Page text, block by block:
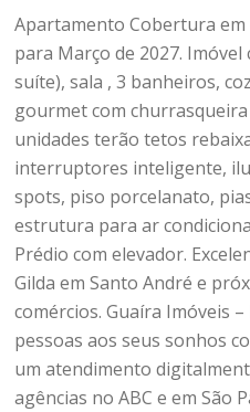
Apartamento Cobertura
para Março de 2027. Imóvel
suíte), sala , 3 banheiros,
gourmet com churrasqueira
unidades terão tetos
interruptores inteligente,
spots, piso porcelanato,
estrutura para ar
Prédio com elevador.
Gilda em Santo André e
comércios. Guaíra Imóveis
pessoas aos seus sonhos
um atendimento
agências no ABC e em São